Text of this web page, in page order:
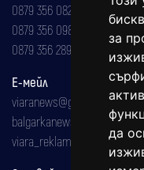
за
да
0879 356 082
0879 356 098
0879 356 289
Е-мейл
viaranews@gmail.com
balgarkanews@gmail.com
viara_reklama@mail.bg